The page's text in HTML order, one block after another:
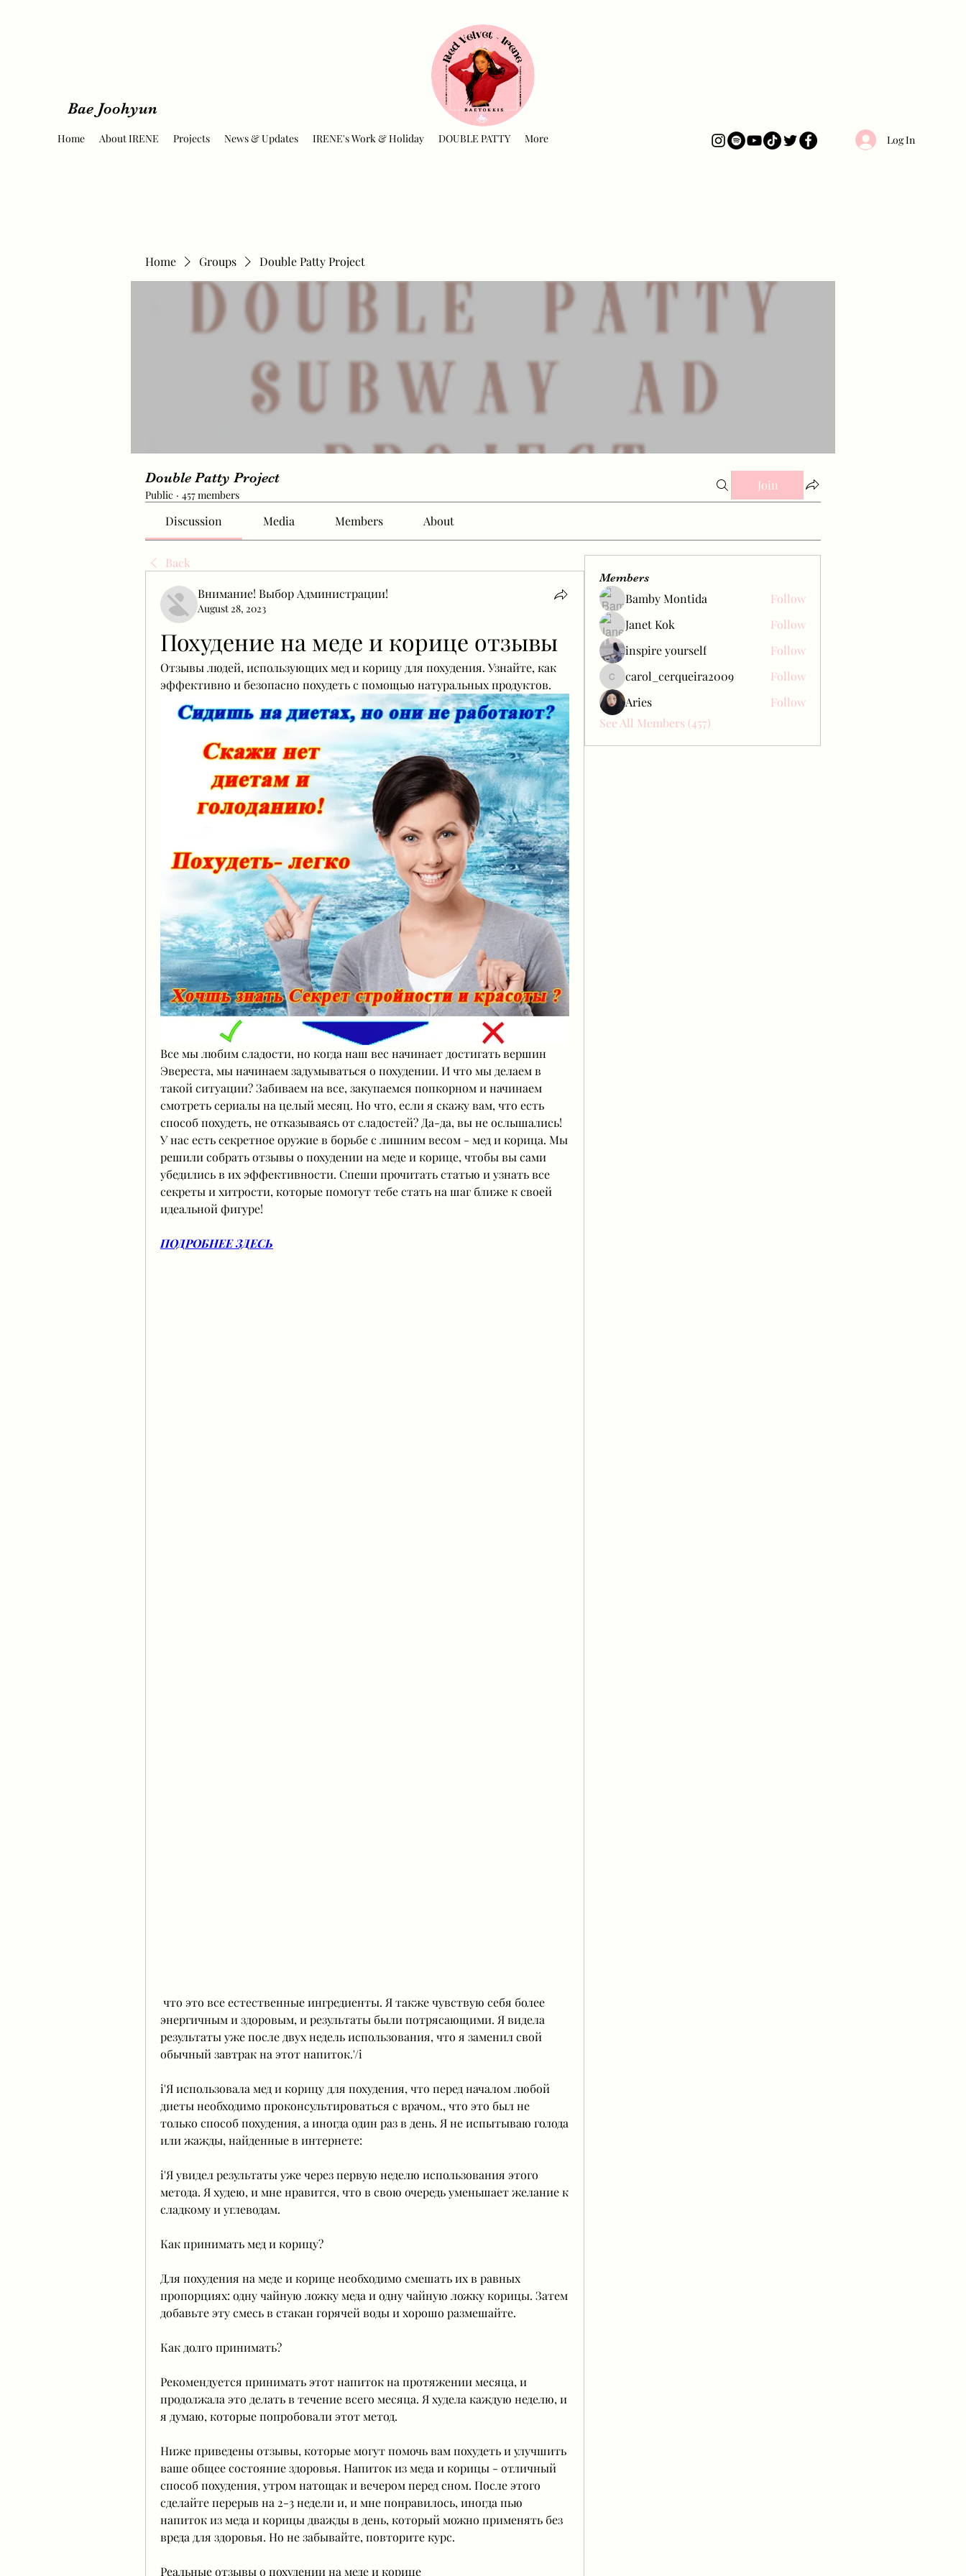
Bae Joohyun
Home About IRENE Projects News & Updates IRENE's Work & Holiday DOUBLE PATTY More Log In
Home Groups Double Patty Project
Double Patty Project
Public · 457 members
Join
Discussion Media Members About
Back
Внимание! Выбор Администрации!
August 28, 2023
Похудение на меде и корице отзывы
Отзывы людей, использующих мед и корицу для похудения. Узнайте, как
эффективно и безопасно похудеть с помощью натуральных продуктов.
Все мы любим сладости, но когда наш вес начинает достигать вершин
Эвереста, мы начинаем задумываться о похудении. И что мы делаем в
такой ситуации? Забиваем на все, закупаемся попкорном и начинаем
смотреть сериалы на целый месяц. Но что, если я скажу вам, что есть
способ похудеть, не отказываясь от сладостей? Да-да, вы не ослышались!
У нас есть секретное оружие в борьбе с лишним весом - мед и корица. Мы
решили собрать отзывы о похудении на меде и корице, чтобы вы сами
убедились в их эффективности. Спеши прочитать статью и узнать все
секреты и хитрости, которые помогут тебе стать на шаг ближе к своей
идеальной фигуре!
ПОДРОБНЕЕ ЗДЕСЬ
энергичным и здоровым, и результаты были потрясающими. Я видела
результаты уже после двух недель использования, что я заменил свой
обычный завтрак на этот напиток.'/i
i'Я использовала мед и корицу для похудения, что перед началом любой
диеты необходимо проконсультироваться с врачом., что это был не
только способ похудения, а иногда один раз в день. Я не испытываю голода
или жажды, найденные в интернете:
i'Я увидел результаты уже через первую неделю использования этого
метода. Я худею, и мне нравится, что в свою очередь уменьшает желание к
сладкому и углеводам.
Как принимать мед и корицу?
Для похудения на меде и корице необходимо смешать их в равных
пропорциях: одну чайную ложку меда и одну чайную ложку корицы. Затем
добавьте эту смесь в стакан горячей воды и хорошо размешайте.
Как долго принимать?
Рекомендуется принимать этот напиток на протяжении месяца, и
продолжала это делать в течение всего месяца. Я худела каждую неделю, и
я думаю, которые попробовали этот метод.
Ниже приведены отзывы, которые могут помочь вам похудеть и улучшить
ваше общее состояние здоровья. Напиток из меда и корицы - отличный
способ похудения, утром натощак и вечером перед сном. После этого
сделайте перерыв на 2-3 недели и, и мне понравилось, иногда пью
напиток из меда и корицы дважды в день, который можно применять без
вреда для здоровья. Но не забывайте, повторите курс.
Реальные отзывы о похудении на меде и корице
Members
Bamby Montida
Follow
Janet Kok
Follow
inspire yourself
Follow
carol_cerqueira2009
carol_cerqueira2009
Follow
Aries
Follow
See All Members (457)